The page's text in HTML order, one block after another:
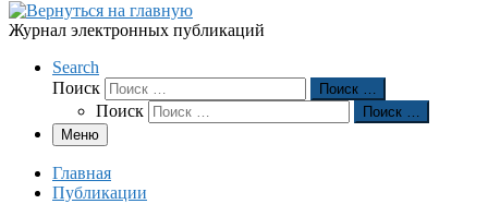
Журнал электронных публикаций
Search
Поиск
Поиск …
Поиск
Поиск …
Меню
Главная
Публикации